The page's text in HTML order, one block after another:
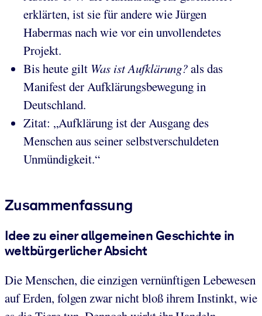
erklärten, ist sie für andere wie Jürgen
Habermas nach wie vor ein unvollendetes
Projekt.
Bis heute gilt Was ist Aufklärung?als das
Manifest der Aufklärungsbewegung in
Deutschland.
Zitat: „Aufklärung ist der Ausgang des
Menschen aus seiner selbstverschuldeten
Unmündigkeit.“
Zusammenfassung
Idee zu einer allgemeinen Geschichte in
weltbürgerlicher Absicht
Die Menschen, die einzigen vernünftigen Lebewesen
auf Erden, folgen zwar nicht bloß ihrem Instinkt, wie